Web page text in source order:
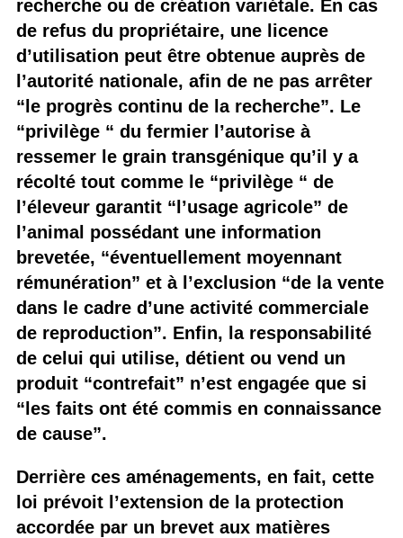
recherche ou de création variétale. En cas
de refus du propriétaire, une licence
d’utilisation peut être obtenue auprès de
l’autorité nationale, afin de ne pas arrêter
“le progrès continu de la recherche”. Le
“privilège “ du fermier l’autorise à
ressemer le grain transgénique qu’il y a
récolté tout comme le “privilège “ de
l’éleveur garantit “l’usage agricole” de
l’animal possédant une information
brevetée, “éventuellement moyennant
rémunération” et à l’exclusion “de la vente
dans le cadre d’une activité commerciale
de reproduction”. Enfin, la responsabilité
de celui qui utilise, détient ou vend un
produit “contrefait” n’est engagée que si
“les faits ont été commis en connaissance
de cause”.
Derrière ces aménagements, en fait, cette
loi prévoit l’extension de la protection
accordée par un brevet aux matières